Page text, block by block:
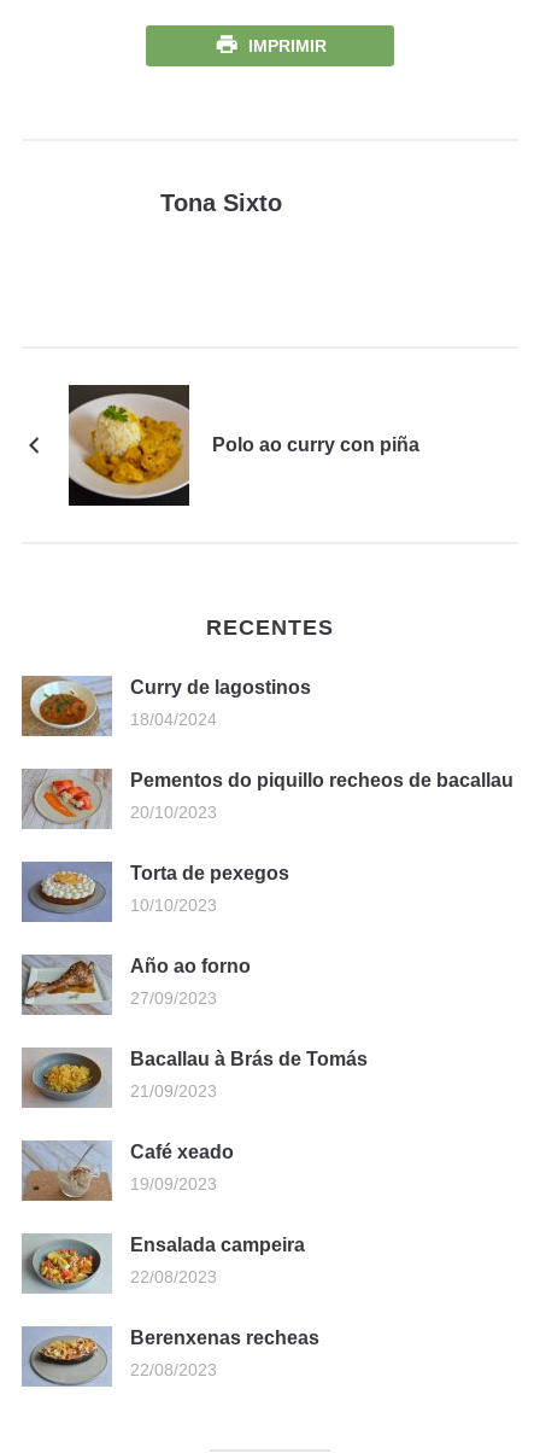
IMPRIMIR
Tona Sixto
Polo ao curry con piña
RECENTES
Curry de lagostinos
18/04/2024
Pementos do piquillo recheos de bacallau
20/10/2023
Torta de pexegos
10/10/2023
Año ao forno
27/09/2023
Bacallau à Brás de Tomás
21/09/2023
Café xeado
19/09/2023
Ensalada campeira
22/08/2023
Berenxenas recheas
22/08/2023